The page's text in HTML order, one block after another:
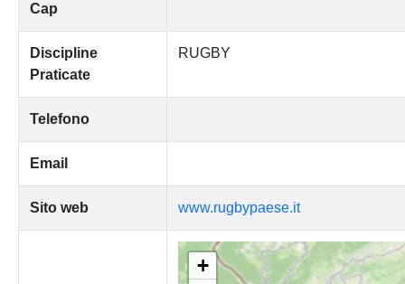
Cap
Discipline
Praticate
RUGBY
Telefono
Email
Sito web www.rugbypaese.it
+